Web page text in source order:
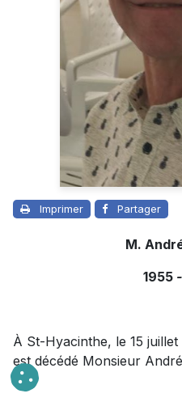
Imprimer Partager
M.
1955 -
À St-Hyacinthe, le 15 juillet
est décédé Monsieur